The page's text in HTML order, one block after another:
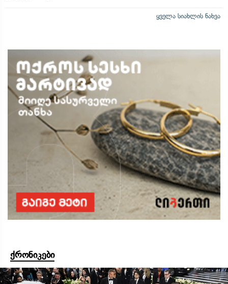
ყველა სიახლის ნახვა
ქრონიკები